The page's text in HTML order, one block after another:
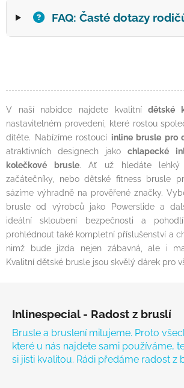
FAQ: Časté dotazy
V naší nabídce najdete kvalitnídětské
nastavitelném provedení, které rostou
dítěte. Nabízíme rostoucí inline brusle pro
atraktivních designech jakochlapecké
kolečkové brusle. Ať už hledáte lehký
začátečníky, nebo dětské fitness brusle
sázíme výhradně na prověřené značky.
brusle od výrobců jako Powerslide a
ideální skloubení bezpečnosti a
prohlédnout také kompletní příslušenství a
nimž bude jízda nejen zábavná, ale i
Kvalitní dětské brusle jsou skvělý dárek pro
Inlinespecial - Radost z bruslí
Brusle a bruslení milujeme. Proto
které u nás najdete sami používáme,
si jisti kvalitou. Rádi předáme radost z